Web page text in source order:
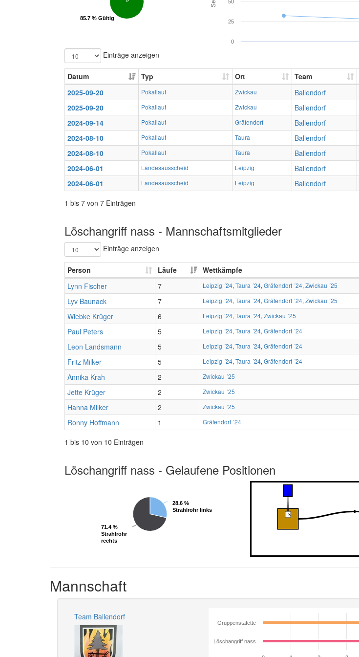
85.7 % Gültig
85.7 % Gültig
0
25
50
Einträge anzeigen
Datum Typ Ort Team
2025-09-20
Pokallauf Zwickau Ballendorf
2025-09-20
Pokallauf Zwickau Ballendorf
2024-09-14
Pokallauf Gräfendorf Ballendorf
2024-08-10
Pokallauf Taura Ballendorf
2024-08-10
Pokallauf Taura Ballendorf
2024-06-01
Landesausscheid Leipzig Ballendorf
2024-06-01
Landesausscheid Leipzig Ballendorf
1 bis 7 von 7 Einträgen
Löschangriff nass - Mannschaftsmitglieder
Einträge anzeigen
Person Läufe
Wettkämpfe
Lynn Fischer
7 Leipzig ´24, Taura ´24, Gräfendorf ´24, Zwickau ´25
Lyv Baunack 7 Leipzig ´24, Taura ´24, Gräfendorf ´24, Zwickau ´25
Wiebke Krüger 6 Leipzig ´24, Taura ´24, Zwickau ´25
Paul Peters 5 Leipzig ´24, Taura ´24, Gräfendorf ´24
Leon Landsmann 5 Leipzig ´24, Taura ´24, Gräfendorf ´24
Fritz Milker 5 Leipzig ´24, Taura ´24, Gräfendorf ´24
Annika Krah 2 Zwickau ´25
Jette Krüger 2 Zwickau ´25
Hanna Milker 2 Zwickau ´25
Ronny Hoffmann 1 Gräfendorf ´24
1 bis 10 von 10 Einträgen
Löschangriff nass - Gelaufene Positionen
28.6 %
Strahlrohr links
28.6 %
Strahlrohr links
71.4 %
Strahlrohr
rechts
71.4 %
Strahlrohr
rechts
Mannschaft
Team Ballendorf
Gruppenstafette
Löschangriff nass